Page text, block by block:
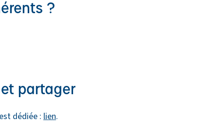
?
partager
dédiée :lien.